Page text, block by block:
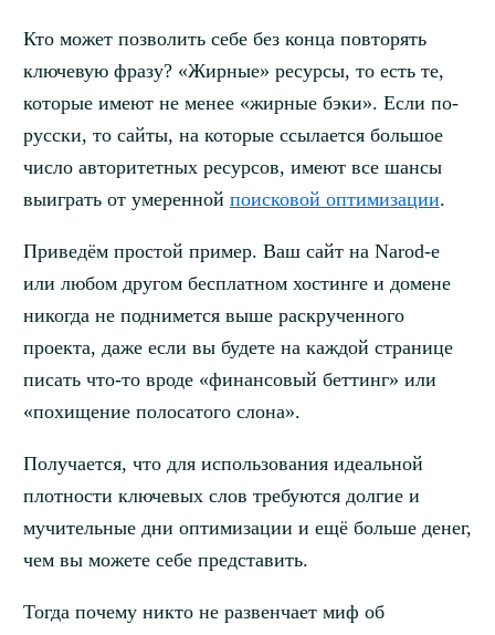
Кто может позволить себе без конца повторять
ключевую фразу? «Жирные» ресурсы, то есть те,
которые имеют не менее «жирные бэки». Если по-
русски, то сайты, на которые ссылается большое
число авторитетных ресурсов, имеют все шансы
выиграть от умеренной поисковой оптимизации.
Приведём простой пример. Ваш сайт на Narod-е
или любом другом бесплатном хостинге и домене
никогда не поднимется выше раскрученного
проекта, даже если вы будете на каждой странице
писать что-то вроде «финансовый беттинг» или
«похищение полосатого слона».
Получается, что для использования идеальной
плотности ключевых слов требуются долгие и
мучительные дни оптимизации и ещё больше денег,
чем вы можете себе представить.
Тогда почему никто не развенчает миф об